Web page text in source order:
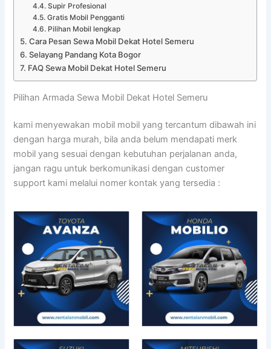
Supir Profesional
Gratis Mobil Pengganti
Pilihan Mobil lengkap
Cara Pesan Sewa Mobil Dekat Hotel Semeru
Selayang Pandang Kota Bogor
FAQ Sewa Mobil Dekat Hotel Semeru
Pilihan Armada Sewa Mobil Dekat Hotel Semeru
kami menyewakan mobil mobil yang tercantum dibawah ini
dengan harga murah, bila anda belum mendapati merk
mobil yang sesuai dengan kebutuhan perjalanan anda,
jangan ragu untuk berkomunikasi dengan customer
support kami melalui nomer kontak yang tersedia :